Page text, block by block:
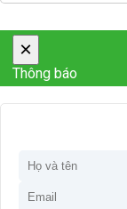
×
Thông báo